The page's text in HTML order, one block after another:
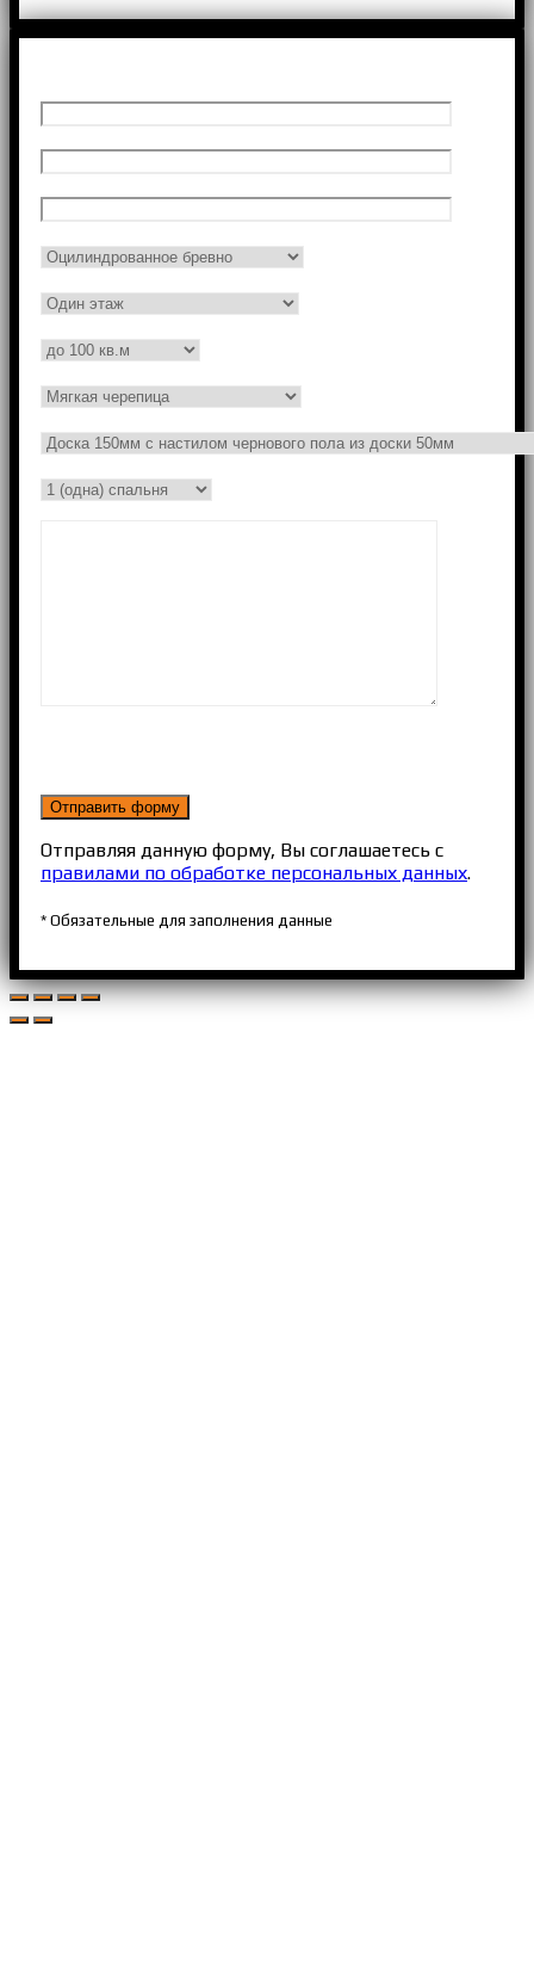
Отправляя данную форму, Вы соглашаетесь с
правилами по обработке персональных данных.
* Обязательные для заполнения данные